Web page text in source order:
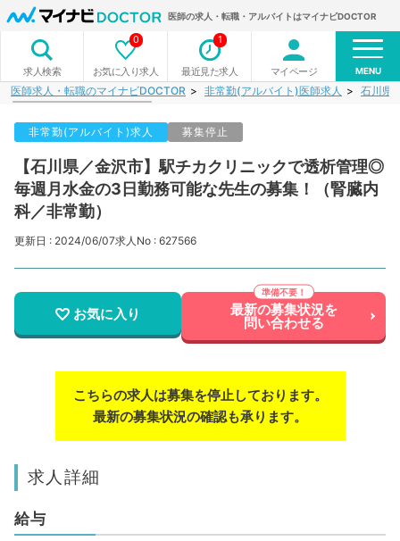
医師の求人・転職・アルバイトはマイナビDOCTOR
求人検索 お気に入り求人
0
最近見た求人
1
マイページ MENU
医師求人・転職のマイナビDOCTOR 非常勤(アルバイト)医師求人 石川県
非常勤(アルバイト)求人 募集停止
【石川県／金沢市】駅チカクリニックで透析管理◎
毎週月水金の3日勤務可能な先生の募集！（腎臓内
科／非常勤）
更新日 : 2024/06/07求人No : 627566
お気に入り 最新の募集状況を
問い合わせる
こちらの求人は募集を停止しております。
最新の募集状況の確認も承ります。
求人詳細
給与